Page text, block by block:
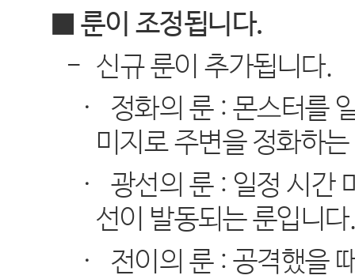
■ 룬이 조정됩니다.
- 신규 룬이 추가됩니다.
·
정화의 룬 : 몬스터를
미지로 주변을 정화하
·
광선의 룬 : 일정 시간
선이 발동되는 룬입니다
·
전이의 룬 : 공격했을